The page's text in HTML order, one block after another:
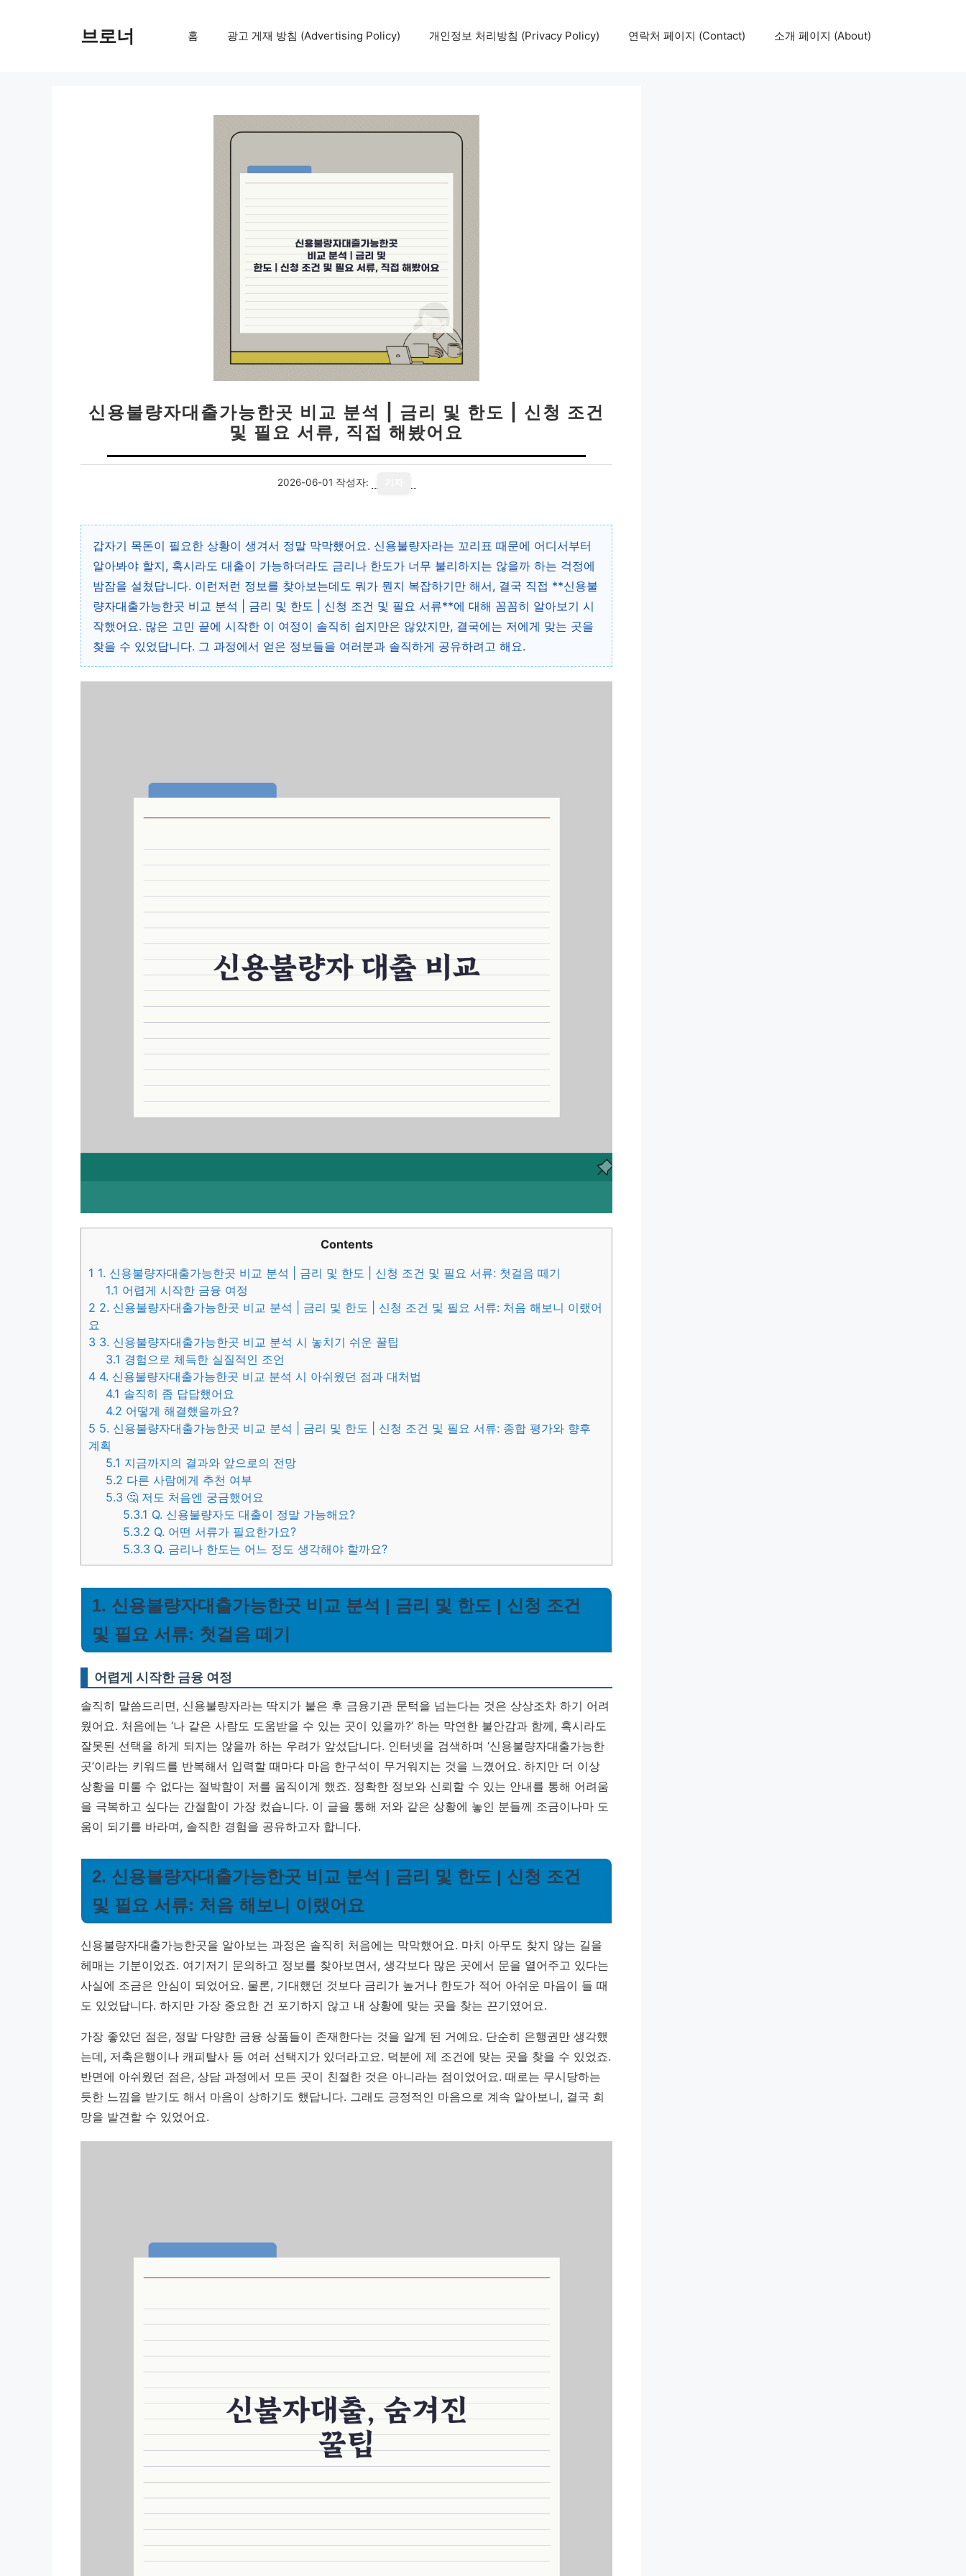
브로너 홈 광고 게재 방침 (Advertising Policy) 개인정보 처리방침 (Privacy Policy) 연락처 페이지 (Contact) 소개 페이지 (About)
신용불량자대출가능한곳 비교 분석 | 금리 및 한도 | 신청 조건
및 필요 서류, 직접 해봤어요
2026-06-01 작성자:
갑자기 목돈이 필요한 상황이 생겨서 정말 막막했어요. 신용불량자라는 꼬리표 때문에 어디서부터
알아봐야 할지, 혹시라도 대출이 가능하더라도 금리나 한도가 너무 불리하지는 않을까 하는 걱정에
밤잠을 설쳤답니다. 이런저런 정보를 찾아보는데도 뭐가 뭔지 복잡하기만 해서, 결국 직접 **신용불
량자대출가능한곳 비교 분석 | 금리 및 한도 | 신청 조건 및 필요 서류**에 대해 꼼꼼히 알아보기 시
작했어요. 많은 고민 끝에 시작한 이 여정이 솔직히 쉽지만은 않았지만, 결국에는 저에게 맞는 곳을
찾을 수 있었답니다. 그 과정에서 얻은 정보들을 여러분과 솔직하게 공유하려고 해요.
Contents
1 1. 신용불량자대출가능한곳 비교 분석 | 금리 및 한도 | 신청 조건 및 필요 서류: 첫걸음 떼기
1.1 어렵게 시작한 금융 여정
2 2. 신용불량자대출가능한곳 비교 분석 | 금리 및 한도 | 신청 조건 및 필요 서류: 처음 해보니 이랬어
요
3 3. 신용불량자대출가능한곳 비교 분석 시 놓치기 쉬운 꿀팁
3.1 경험으로 체득한 실질적인 조언
4 4. 신용불량자대출가능한곳 비교 분석 시 아쉬웠던 점과 대처법
4.1 솔직히 좀 답답했어요
4.2 어떻게 해결했을까요?
5 5. 신용불량자대출가능한곳 비교 분석 | 금리 및 한도 | 신청 조건 및 필요 서류: 종합 평가와 향후
계획
5.1 지금까지의 결과와 앞으로의 전망
5.2 다른 사람에게 추천 여부
5.3 🤔 저도 처음엔 궁금했어요
5.3.1 Q. 신용불량자도 대출이 정말 가능해요?
5.3.2 Q. 어떤 서류가 필요한가요?
5.3.3 Q. 금리나 한도는 어느 정도 생각해야 할까요?
1. 신용불량자대출가능한곳 비교 분석 | 금리 및 한도 | 신청 조건
및 필요 서류: 첫걸음 떼기
어렵게 시작한 금융 여정
솔직히 말씀드리면, 신용불량자라는 딱지가 붙은 후 금융기관 문턱을 넘는다는 것은 상상조차 하기 어려
웠어요. 처음에는 ‘나 같은 사람도 도움받을 수 있는 곳이 있을까?’ 하는 막연한 불안감과 함께, 혹시라도
잘못된 선택을 하게 되지는 않을까 하는 우려가 앞섰답니다. 인터넷을 검색하며 ‘신용불량자대출가능한
곳’이라는 키워드를 반복해서 입력할 때마다 마음 한구석이 무거워지는 것을 느꼈어요. 하지만 더 이상
상황을 미룰 수 없다는 절박함이 저를 움직이게 했죠. 정확한 정보와 신뢰할 수 있는 안내를 통해 어려움
을 극복하고 싶다는 간절함이 가장 컸습니다. 이 글을 통해 저와 같은 상황에 놓인 분들께 조금이나마 도
움이 되기를 바라며, 솔직한 경험을 공유하고자 합니다.
2. 신용불량자대출가능한곳 비교 분석 | 금리 및 한도 | 신청 조건
및 필요 서류: 처음 해보니 이랬어요
신용불량자대출가능한곳을 알아보는 과정은 솔직히 처음에는 막막했어요. 마치 아무도 찾지 않는 길을
헤매는 기분이었죠. 여기저기 문의하고 정보를 찾아보면서, 생각보다 많은 곳에서 문을 열어주고 있다는
사실에 조금은 안심이 되었어요. 물론, 기대했던 것보다 금리가 높거나 한도가 적어 아쉬운 마음이 들 때
도 있었답니다. 하지만 가장 중요한 건 포기하지 않고 내 상황에 맞는 곳을 찾는 끈기였어요.
가장 좋았던 점은, 정말 다양한 금융 상품들이 존재한다는 것을 알게 된 거예요. 단순히 은행권만 생각했
는데, 저축은행이나 캐피탈사 등 여러 선택지가 있더라고요. 덕분에 제 조건에 맞는 곳을 찾을 수 있었죠.
반면에 아쉬웠던 점은, 상담 과정에서 모든 곳이 친절한 것은 아니라는 점이었어요. 때로는 무시당하는
듯한 느낌을 받기도 해서 마음이 상하기도 했답니다. 그래도 긍정적인 마음으로 계속 알아보니, 결국 희
망을 발견할 수 있었어요.